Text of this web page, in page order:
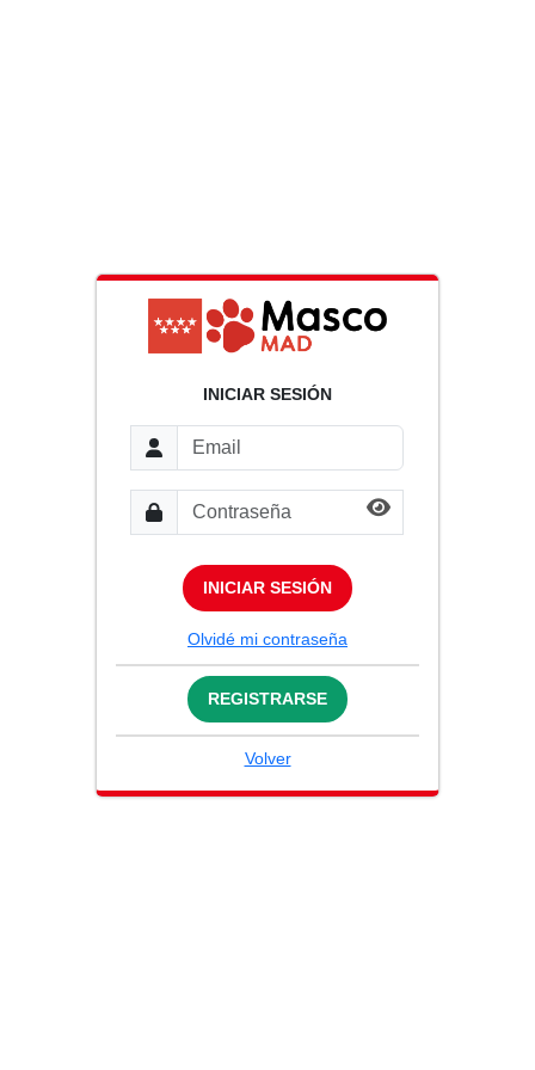
INICIAR SESIÓN
INICIAR SESIÓN
Olvidé mi contraseña
REGISTRARSE
Volver